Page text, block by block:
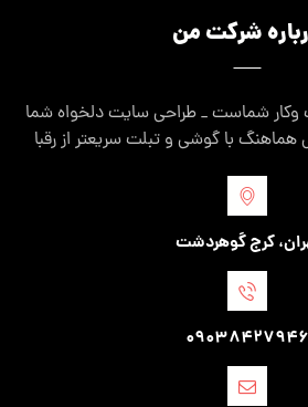
شرکت من
شماست _ طراحی سایت دلخواه شما
هماهنگ با گوشی و تبلت سریعتر از رقبا
کرج گوهردشت
09038427946